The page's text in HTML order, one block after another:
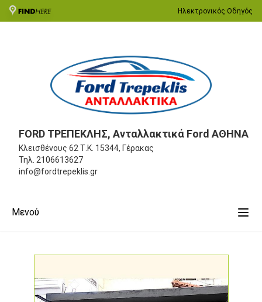
Ηλεκτρονικός Οδηγός
FORD ΤΡΕΠΕΚΛΗΣ, Ανταλλακτικά Ford ΑΘΗΝΑ
Κλεισθένους 62 Τ.Κ. 15344, Γέρακας
Τηλ. 2106613627
info@fordtrepeklis.gr
Μενού